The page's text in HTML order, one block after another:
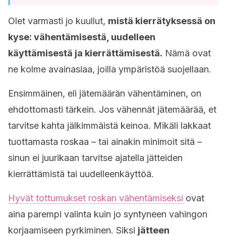
Olet varmasti jo kuullut, mistä kierrätyksessä on
kyse: vähentämisestä, uudelleen
käyttämisestä ja kierrättämisestä. Nämä ovat
ne kolme avainasiaa, joilla ympäristöä suojellaan.
Ensimmäinen, eli jätemäärän vähentäminen, on
ehdottomasti tärkein. Jos vähennät jätemäärää, et
tarvitse kahta jälkimmäistä keinoa. Mikäli lakkaat
tuottamasta roskaa – tai ainakin minimoit sitä –
sinun ei juurikaan tarvitse ajatella jätteiden
kierrättämistä tai uudelleenkäyttöä.
Hyvät tottumukset roskan vähentämiseksi ovat
aina parempi valinta kuin jo syntyneen vahingon
korjaamiseen pyrkiminen. Siksi jätteen